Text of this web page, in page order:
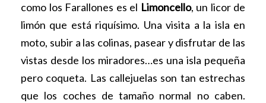
como los Farallones es el Limoncello, un licor de
limón que está riquísimo. Una visita a la isla en
moto, subir a las colinas, pasear y disfrutar de las
vistas desde los miradores…es una isla pequeña
pero coqueta. Las callejuelas son tan estrechas
que los coches de tamaño normal no caben.